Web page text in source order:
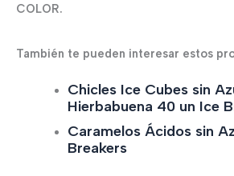
COLOR.
También te pueden interesar estos
Chicles Ice Cubes sin
Hierbabuena 40 un Ice
Caramelos Ácidos sin
Breakers